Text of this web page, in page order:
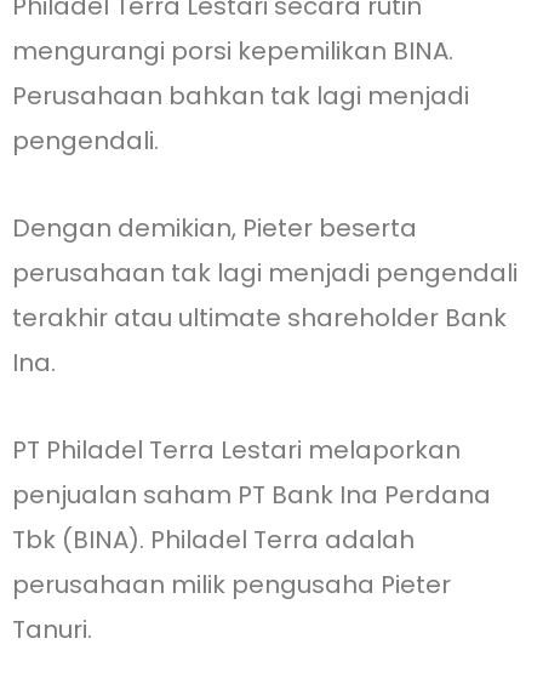
mengurangi porsi kepemilikan BINA.
Perusahaan bahkan tak lagi menjadi
pengendali.
Dengan demikian, Pieter beserta
perusahaan tak lagi menjadi pengendali
terakhir atau ultimate shareholder Bank
Ina.
PT Philadel Terra Lestari melaporkan
penjualan saham PT Bank Ina Perdana
Tbk (BINA). Philadel Terra adalah
perusahaan milik pengusaha Pieter
Tanuri.